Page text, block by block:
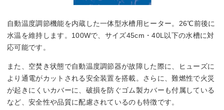
自動温度調節機能を内蔵した一体型水槽用ヒーター。26℃前後に
水温を維持します。100Wで、サイズ45cm・40L以下の水槽に対
応可能です。
また、空焚き状態で自動温度調節器が故障した際に、ヒューズに
より通電がカットされる安全装置を搭載。さらに、難燃性で火災
が起きにくいカバーに、破損を防ぐゴム製カバーも付属している
など、安全性や品質に配慮されているのも特徴です。